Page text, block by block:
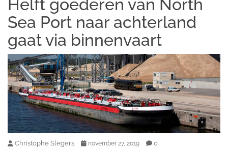
Helft goederen van North
Sea Port naar achterland
gaat via binnenvaart
Christophe Slegers november 27, 2019 0